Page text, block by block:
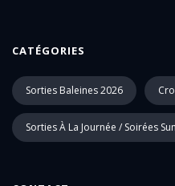
CATÉGORIES
Sorties Baleines 2026
Sorties À La Journée / Soirées